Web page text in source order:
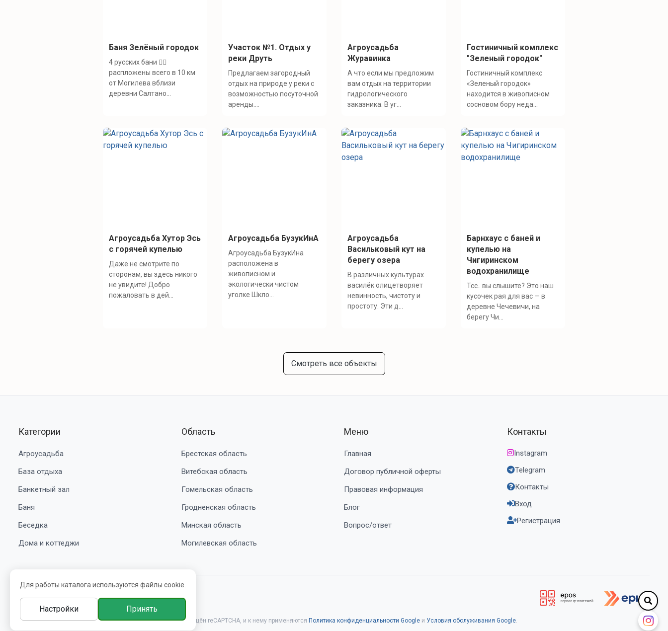
Баня Зелёный городок
4 русских бани 🧖‍♀️
распложены всего в 10 км
от Могилева вблизи
деревни Салтано...
Участок №1. Отдых у
реки Друть
Предлагаем загородный
отдых на природе у реки с
возможностью посуточной
аренды....
Агроусадьба
Журавинка
А что если мы предложим
вам отдых на территории
гидрологического
заказника. В уг...
Гостиничный комплекс
"Зеленый городок"
Гостиничный комплекс
«Зеленый городок»
находится в живописном
сосновом бору неда...
Агроусадьба Хутор Эсь
с горячей купелью
Даже не смотрите по
сторонам, вы здесь никого
не увидите! Добро
пожаловать в дей...
Агроусадьба БузукИнА
Агроусадьба БузукИна
расположена в
живописном и
экологически чистом
уголке Шкло...
Агроусадьба
Васильковый кут на
берегу озера
В различных культурах
василёк олицетворяет
невинность, чистоту и
простоту. Эти д...
Барнхаус с баней и
купелью на
Чигиринском
водохранилище
Тсс.. вы слышите? Это наш
кусочек рая для вас — в
деревне Чечевичи, на
берегу Чи...
Смотреть все объекты
Категории
Агроусадьба
База отдыха
Банкетный зал
Баня
Беседка
Дома и коттеджи
Область
Брестская область
Витебская область
Гомельская область
Гродненская область
Минская область
Могилевская область
Меню
Главная
Договор публичной оферты
Правовая информация
Блог
Вопрос/ответ
Контакты
Instagram
Telegram
Контакты
Вход
Регистрация
© 2016-2026 belbooking.by. УНП ВЕ5239705
Этот сайт защищён reCAPTCHA, и к нему применяются Политика конфиденциальности Google и Условия обслуживания Google.
Для работы каталога используются файлы cookie.
Настройки Принять